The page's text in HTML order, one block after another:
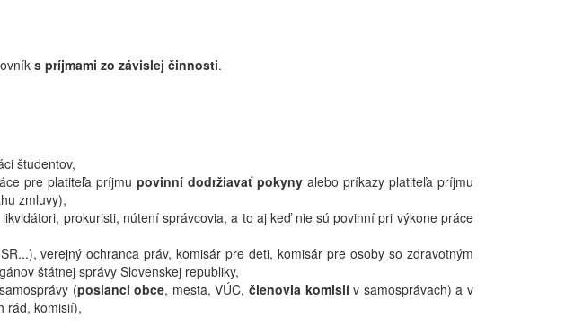
s príjmami zo závislej činnosti.
študentov,
pre platiteľa príjmupovinní dodržiavať pokyny alebo príkazy platiteľa príjmu
zmluvy),
prokuristi, nútení správcovia, a to aj keď nie sú povinní pri výkone práce
verejný ochranca práv, komisár pre deti, komisár pre osoby so zdravotným
štátnej správy Slovenskej republiky,
(poslanci obce, mesta, VÚC,členovia komisiív samosprávach) a v
rád, komisií),